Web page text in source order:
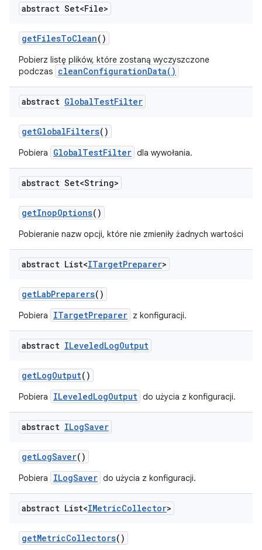
abstract Set<File>
getFilesToClean()
Pobierz listę plików, które zostaną wyczyszczone
podczas cleanConfigurationData()
abstract GlobalTestFilter
getGlobalFilters()
Pobiera GlobalTestFilter dla wywołania.
abstract Set<String>
getInopOptions()
Pobieranie nazw opcji, które nie zmieniły żadnych wartości
abstract List<ITargetPreparer>
getLabPreparers()
Pobiera ITargetPreparer z konfiguracji.
abstract ILeveledLogOutput
getLogOutput()
Pobiera ILeveledLogOutput do użycia z konfiguracji.
abstract ILogSaver
getLogSaver()
Pobiera ILogSaver do użycia z konfiguracji.
abstract List<IMetricCollector>
getMetricCollectors()